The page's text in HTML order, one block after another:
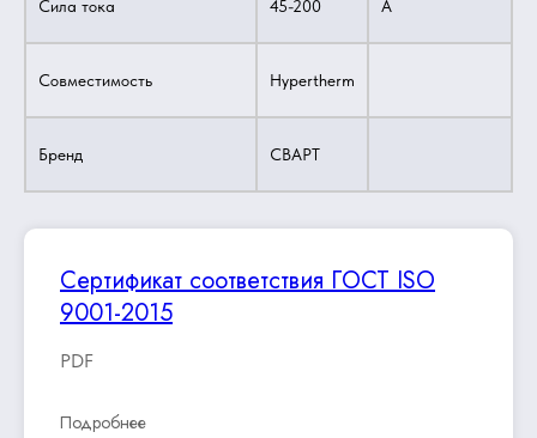
Сила тока 45-200 A
Совместимость Hypertherm
Бренд СВАРТ
Сертификат соответствия ГОСТ ISO
9001-2015
PDF
Подробнее